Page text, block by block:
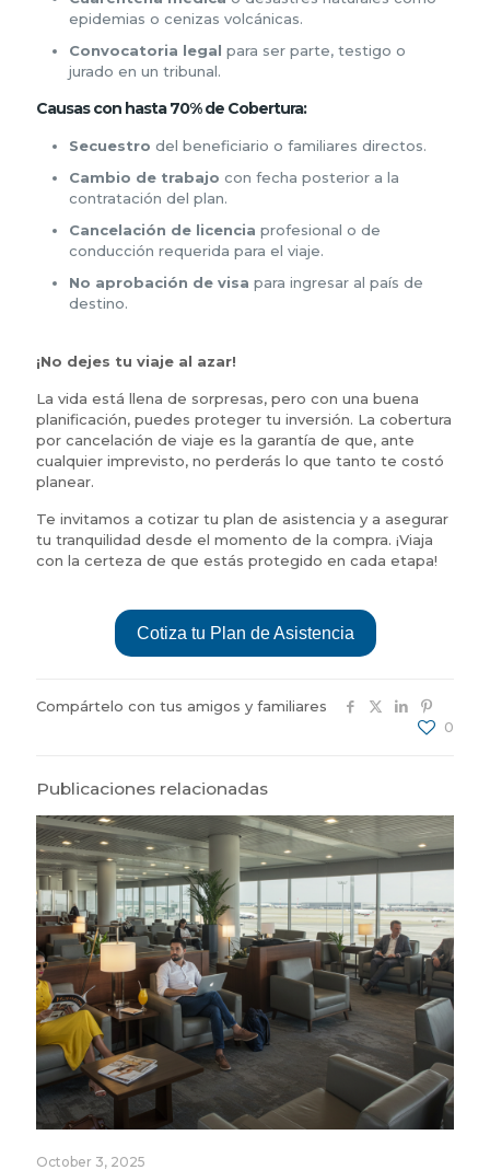
epidemias o cenizas volcánicas.
Convocatoria legal para ser parte, testigo o
jurado en un tribunal.
Causas con hasta 70% de Cobertura:
Secuestro del beneficiario o familiares directos.
Cambio de trabajo con fecha posterior a la
contratación del plan.
Cancelación de licencia profesional o de
conducción requerida para el viaje.
No aprobación de visa para ingresar al país de
destino.
¡No dejes tu viaje al azar!
La vida está llena de sorpresas, pero con una buena
planificación, puedes proteger tu inversión. La cobertura
por cancelación de viaje es la garantía de que, ante
cualquier imprevisto, no perderás lo que tanto te costó
planear.
Te invitamos a cotizar tu plan de asistencia y a asegurar
tu tranquilidad desde el momento de la compra. ¡Viaja
con la certeza de que estás protegido en cada etapa!
Cotiza tu Plan de Asistencia
Compártelo con tus amigos y familiares
0
Publicaciones relacionadas
October 3, 2025